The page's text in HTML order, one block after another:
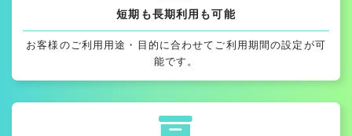
短期も長期利用も可能
お客様のご利用用途・目的に合わせてご利用期間の設定が可
能です。